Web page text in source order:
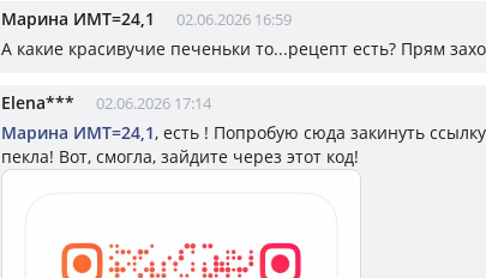
Марина ИМТ=24,1 02.06.2026 16:59
А какие красивучие печеньки то...рецепт есть? Прям
Elena*** 02.06.2026 17:14
Марина ИМТ=24,1, есть ! Попробую сюда закинуть
пекла! Вот, смогла, зайдите через этот код!